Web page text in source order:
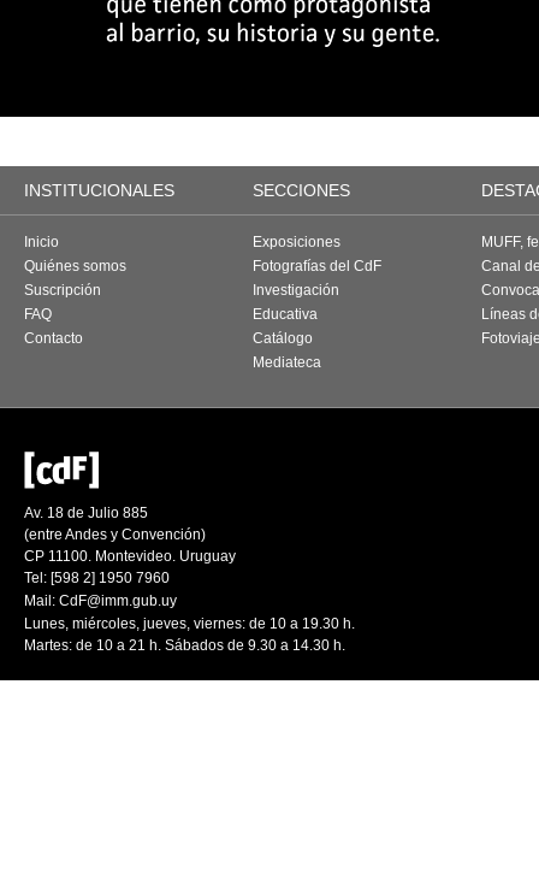
INSTITUCIONALES SECCIONES
Inicio
Quiénes somos
Suscripción
FAQ
Contacto
Exposiciones
Fotografías del CdF
Investigación
Educativa
Catálogo
Mediateca
MUFF,
Canal
Líneas
Av. 18 de Julio 885
(entre Andes y Convención)
CP 11100. Montevideo. Uruguay
Tel: [598 2] 1950 7960
Mail: CdF@imm.gub.uy
Lunes, miércoles, jueves, viernes: de 10 a 19.30 h.
Martes: de 10 a 21 h. Sábados de 9.30 a 14.30 h.